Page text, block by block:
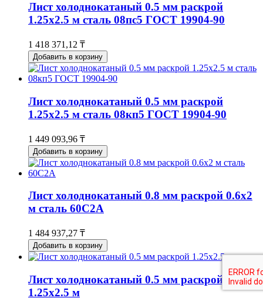
Лист холоднокатаный 0.5 мм раскрой
1.25х2.5 м сталь 08пс5 ГОСТ 19904-90
1 418 371,12 ₸
Добавить в корзину
Лист холоднокатаный 0.5 мм раскрой
1.25х2.5 м сталь 08кп5 ГОСТ 19904-90
1 449 093,96 ₸
Добавить в корзину
Лист холоднокатаный 0.8 мм раскрой 0.6х2
м сталь 60С2А
1 484 937,27 ₸
Добавить в корзину
Лист холоднокатаный 0.5 мм раскрой
1.25х2.5 м